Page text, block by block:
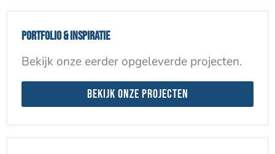
Portfolio & inspiratie
Bekijk onze eerder opgeleverde projecten.
Bekijk onze projecten